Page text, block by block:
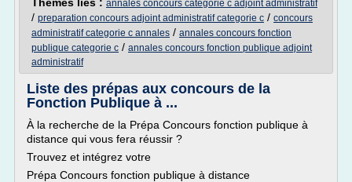
annales concours categorie c adjoint administratif
/ preparation concours adjoint administratif categorie c / concours
administratif categorie c annales / annales concours fonction
publique categorie c / annales concours fonction publique adjoint
administratif
Liste des prépas aux concours de la
Fonction Publique à ...
À la recherche de la Prépa Concours fonction publique à
distance qui vous fera réussir ?
Trouvez et intégrez votre
Prépa Concours fonction publique à distance